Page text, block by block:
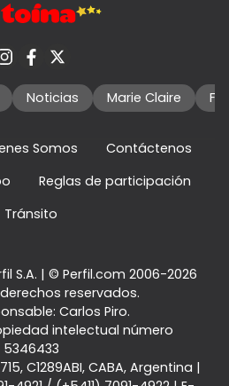
Noticias Marie Claire
Somos
Contáctenos
Reglas de participación
Tránsito
S.A. | © Perfil.com 2006-2026
reservados.
Carlos Piro.
intelectual número
5346433
, C1289ABI, CABA, Argentina |